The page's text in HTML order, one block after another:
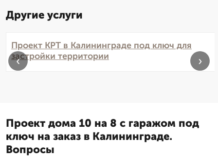
Другие услуги
Проект КРТ в Калининграде под ключ для
застройки территории
‹ ›
Проект дома 10 на 8 с гаражом под
ключ на заказ в Калининграде.
Вопросы